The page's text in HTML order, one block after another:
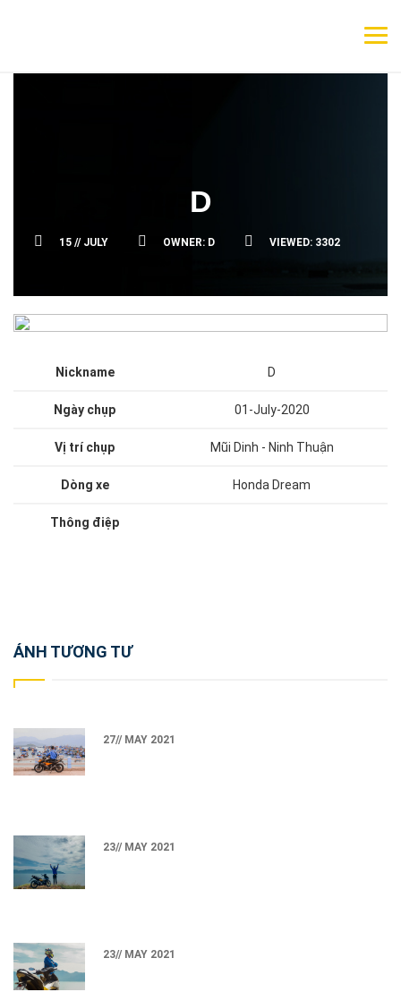
D
15 //JULY OWNER: D VIEWED: 3302
Nickname D
Ngày chụp 01-July-2020
Vị trí chụp Mũi Dinh - Ninh Thuận
Dòng xe Honda Dream
Thông điệp
Post
navigation
ẢNH TƯƠNG TƯ
27// MAY 2021
23// MAY 2021
23// MAY 2021